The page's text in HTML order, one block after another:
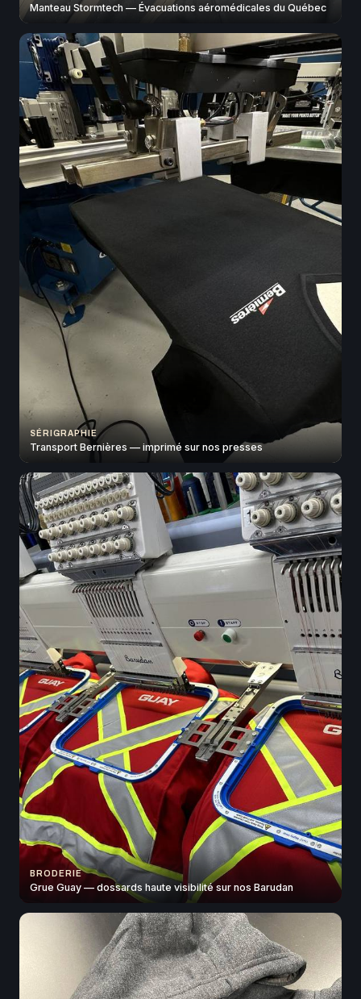
Manteau Stormtech — Évacuations aéromédicales du Québec
SÉRIGRAPHIE
Transport Bernières — imprimé sur nos presses
BRODERIE
Grue Guay — dossards haute visibilité sur nos Barudan